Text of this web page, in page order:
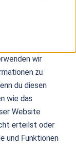
wir
zu
du diesen
wie das
Website
erteilst oder
und Funktionen